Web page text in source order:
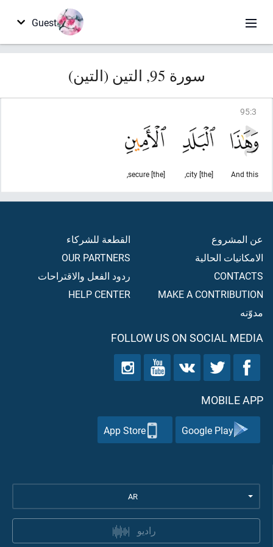
Guest
سورة 95, التين (التين)
95:3
And this
[the] city,
[the] secure,
عن المشروع
الامكانيات الحالية
CONTACTS
MAKE A CONTRIBUTION
مدوّنه
القطعة للشركاء
OUR PARTNERS
ردود الفعل والاقتراحات
HELP CENTER
FOLLOW US ON SOCIAL MEDIA
MOBILE APP
Google Play
App Store
AR
راديو